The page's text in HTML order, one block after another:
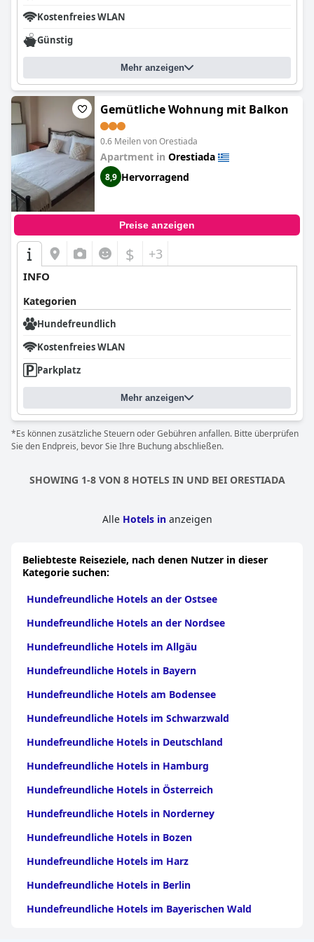
Kostenfreies WLAN
Günstig
Mehr anzeigen
Gemütliche Wohnung mit Balkon
0.6 Meilen von Orestiada
Apartment in Orestiada
8,9 Hervorragend
Preise anzeigen
$ +3
INFO
Kategorien
Hundefreundlich
Kostenfreies WLAN
Parkplatz
Mehr anzeigen
*Es können zusätzliche Steuern oder Gebühren anfallen. Bitte überprüfen
Sie den Endpreis, bevor Sie Ihre Buchung abschließen.
SHOWING 1-8 VON 8 HOTELS IN UND BEI ORESTIADA
Alle Hotels in anzeigen
Beliebteste Reiseziele, nach denen Nutzer in dieser
Kategorie suchen:
Hundefreundliche Hotels an der Ostsee
Hundefreundliche Hotels an der Nordsee
Hundefreundliche Hotels im Allgäu
Hundefreundliche Hotels in Bayern
Hundefreundliche Hotels am Bodensee
Hundefreundliche Hotels im Schwarzwald
Hundefreundliche Hotels in Deutschland
Hundefreundliche Hotels in Hamburg
Hundefreundliche Hotels in Österreich
Hundefreundliche Hotels in Norderney
Hundefreundliche Hotels in Bozen
Hundefreundliche Hotels im Harz
Hundefreundliche Hotels in Berlin
Hundefreundliche Hotels im Bayerischen Wald